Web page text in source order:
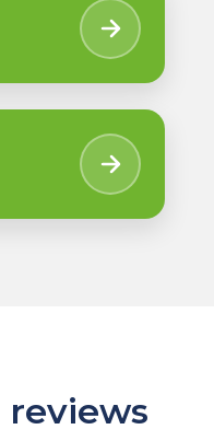
reviews